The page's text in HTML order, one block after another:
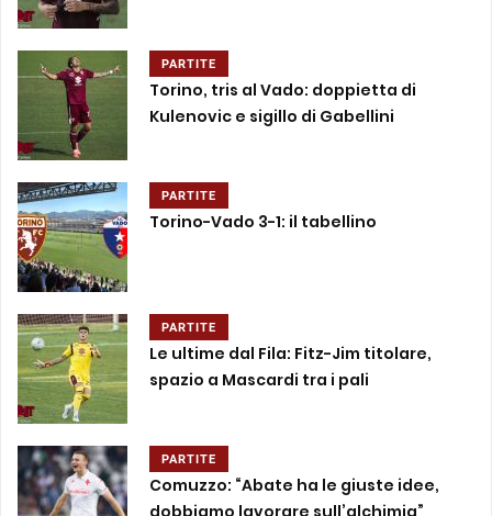
PARTITE
Torino, tris al Vado: doppietta di
Kulenovic e sigillo di Gabellini
PARTITE
Torino-Vado 3-1: il tabellino
PARTITE
Le ultime dal Fila: Fitz-Jim titolare,
spazio a Mascardi tra i pali
PARTITE
Comuzzo: “Abate ha le giuste idee,